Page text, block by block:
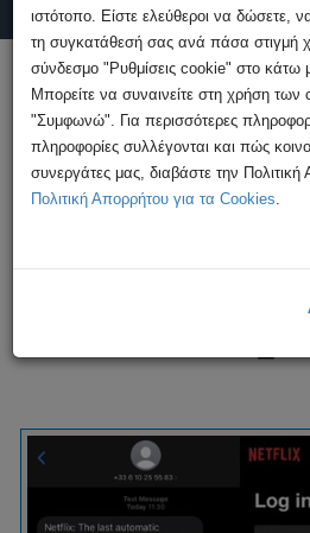
Υποβολή
HOME
Ανακοινώσεις
Παραπλανητικά μηνύματα
ιστότοπο. Είστε ελεύθεροι να δώσετε,
τη συγκατάθεσή σας ανά πάσα στιγμή
σύνδεσμο "Ρυθμίσεις cookie" στο κάτω
Μπορείτε να συναινείτε στη χρήση
"Συμφωνώ". Για περισσότερες
πληροφορίες συλλέγονται και πώς
συνεργάτες μας, διαβάστε την
Πολιτική Απορρήτου για τα Cookies.